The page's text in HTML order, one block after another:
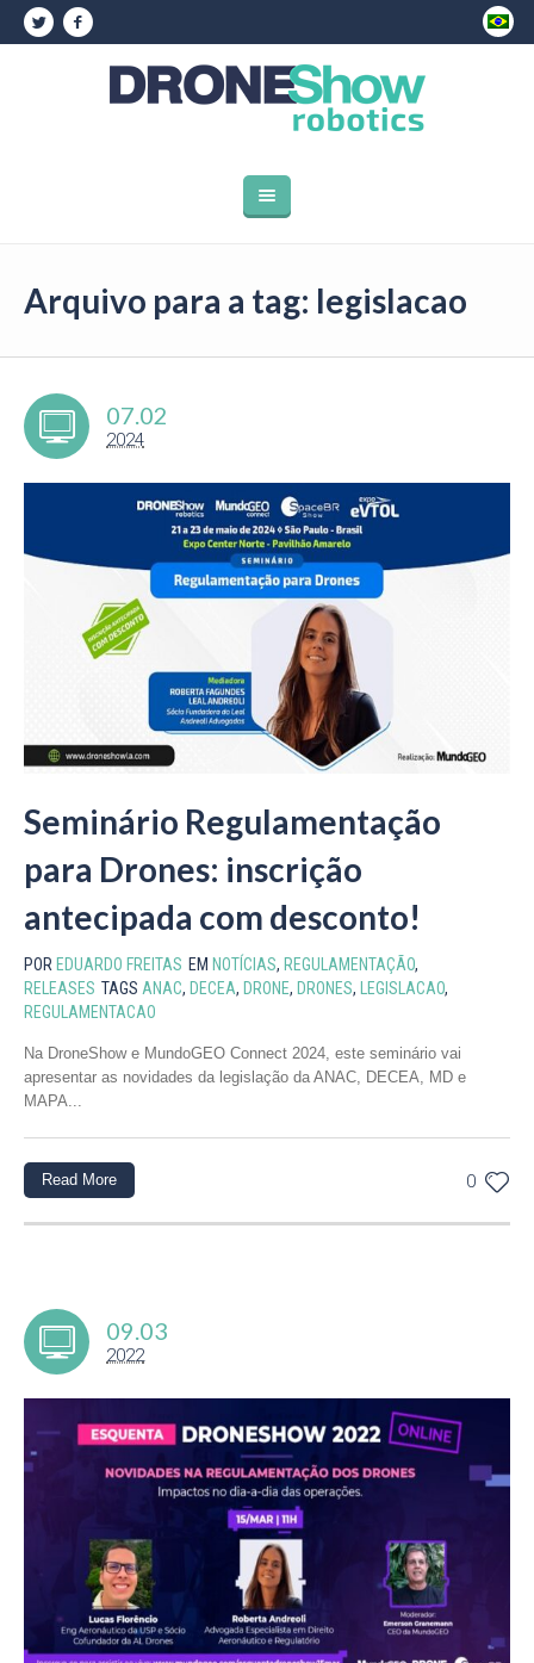
Arquivo para a tag: legislacao
07.02
2024
Seminário Regulamentação
para Drones: inscrição
antecipada com desconto!
POR EDUARDO FREITAS EM NOTÍCIAS, REGULAMENTAÇÃO,
RELEASES TAGS ANAC, DECEA, DRONE, DRONES, LEGISLACAO,
REGULAMENTACAO
Na DroneShow e MundoGEO Connect 2024, este seminário vai
apresentar as novidades da legislação da ANAC, DECEA, MD e
MAPA...
0
Read More
09.03
2022